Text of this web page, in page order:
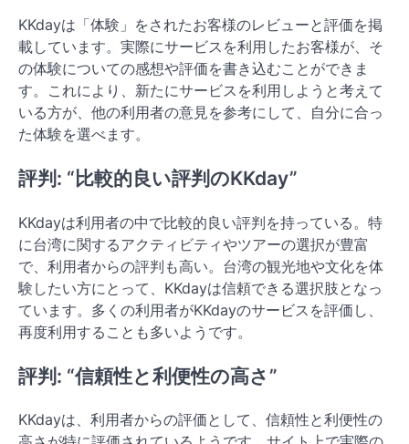
KKdayは「体験」をされたお客様のレビューと評価を掲
載しています。実際にサービスを利用したお客様が、そ
の体験についての感想や評価を書き込むことができま
す。これにより、新たにサービスを利用しようと考えて
いる方が、他の利用者の意見を参考にして、自分に合っ
た体験を選べます。
評判: “比較的良い評判のKKday”
KKdayは利用者の中で比較的良い評判を持っている。特
に台湾に関するアクティビティやツアーの選択が豊富
で、利用者からの評判も高い。台湾の観光地や文化を体
験したい方にとって、KKdayは信頼できる選択肢となっ
ています。多くの利用者がKKdayのサービスを評価し、
再度利用することも多いようです。
評判: “信頼性と利便性の高さ”
KKdayは、利用者からの評価として、信頼性と利便性の